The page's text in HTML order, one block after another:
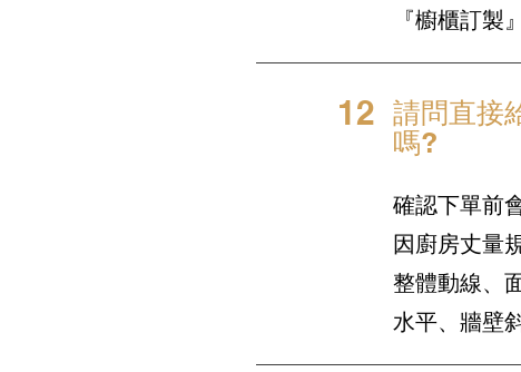
『櫥櫃訂
12 請問直接
嗎?
確認下單前
因廚房丈量
整體動線、
水平、牆壁